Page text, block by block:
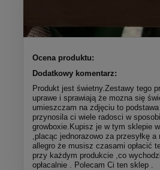
Ocena produktu:
Dodatkowy komentarz:
Produkt jest świetny.Zestawy tego
uprawe i sprawiają że mozna się
umieszczam na zdjęciu to
przynosila ci wiele radosci w
growboxie.Kupisz je w tym sklepie
,placąc jednorazowo za przesyłkę
allegro że musisz czasami opłacić
przy każdym produkcie ,co
opłacalnie . Polecam Ci ten sklep .